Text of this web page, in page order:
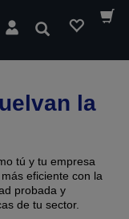
Buscar
la
tú y tu empresa
eficiente con la
probada y
de tu sector.